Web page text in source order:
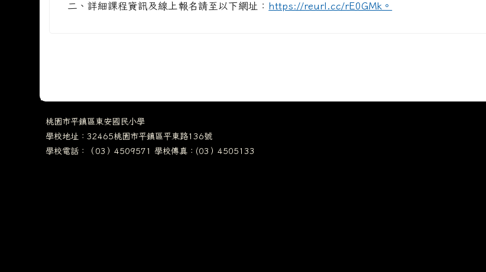
二、詳細課程資訊及線上報名請至以下網址：
https://reurl.cc/rE0GMk。
桃園市平鎮區東安國民小學
學校地址：32465桃園市平鎮區平東路136號
學校電話：（03）4509571 學校傳真：(03）4505133